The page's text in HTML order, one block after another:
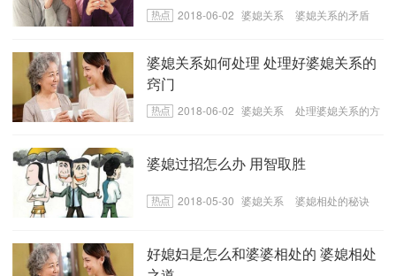
2018-06-02 婆媳关系
婆媳关系的矛盾
婆媳关系如何处理 处理好婆媳关系的
窍门
2018-06-02 婆媳关系
处理婆媳关系的方
婆媳过招怎么办 用智取胜
2018-05-30 婆媳关系
婆媳相处的秘诀
好媳妇是怎么和婆婆相处的 婆媳相处